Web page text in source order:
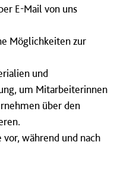
E-Mail von uns
Möglichkeiten zur
und
um Mitarbeiterinnen
über den
während und nach